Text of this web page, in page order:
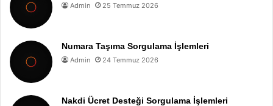
Admin 25 Temmuz 2026
Numara Taşıma Sorgulama İşlemleri
Admin 24 Temmuz 2026
Nakdi Ücret Desteği Sorgulama İşlemleri